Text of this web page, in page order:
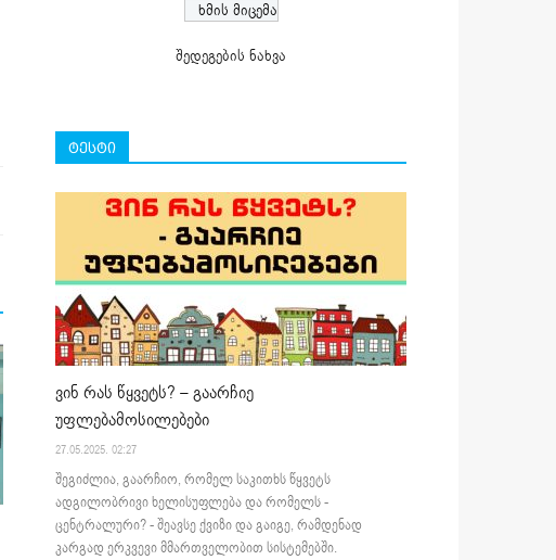
შედეგების ნახვა
ტესტი
ვინ რას წყვეტს? – გაარჩიე
უფლებამოსილებები
27.05.2025. 02:27
შეგიძლია, გაარჩიო, რომელ საკითხს წყვეტს
ადგილობრივი ხელისუფლება და რომელს -
ცენტრალური? - შეავსე ქვიზი და გაიგე, რამდენად
კარგად ერკვევი მმართველობით სისტემებში.